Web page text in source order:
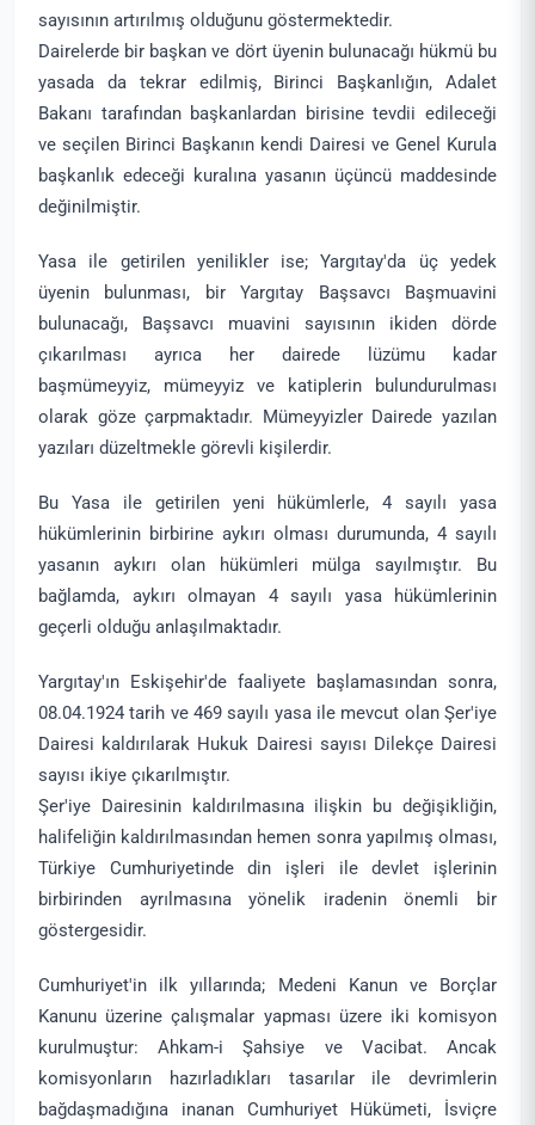
sayısının artırılmış olduğunu göstermektedir.
Dairelerde bir başkan ve dört üyenin bulunacağı hükmü bu
yasada da tekrar edilmiş, Birinci Başkanlığın, Adalet
Bakanı tarafından başkanlardan birisine tevdii edileceği
ve seçilen Birinci Başkanın kendi Dairesi ve Genel Kurula
başkanlık edeceği kuralına yasanın üçüncü maddesinde
değinilmiştir.
Yasa ile getirilen yenilikler ise; Yargıtay'da üç yedek
üyenin bulunması, bir Yargıtay Başsavcı Başmuavini
bulunacağı, Başsavcı muavini sayısının ikiden dörde
çıkarılması ayrıca her dairede lüzümu kadar
başmümeyyiz, mümeyyiz ve katiplerin bulundurulması
olarak göze çarpmaktadır. Mümeyyizler Dairede yazılan
yazıları düzeltmekle görevli kişilerdir.
Bu Yasa ile getirilen yeni hükümlerle, 4 sayılı yasa
hükümlerinin birbirine aykırı olması durumunda, 4 sayılı
yasanın aykırı olan hükümleri mülga sayılmıştır. Bu
bağlamda, aykırı olmayan 4 sayılı yasa hükümlerinin
geçerli olduğu anlaşılmaktadır.
Yargıtay'ın Eskişehir'de faaliyete başlamasından sonra,
08.04.1924 tarih ve 469 sayılı yasa ile mevcut olan Şer'iye
Dairesi kaldırılarak Hukuk Dairesi sayısı Dilekçe Dairesi
sayısı ikiye çıkarılmıştır.
Şer'iye Dairesinin kaldırılmasına ilişkin bu değişikliğin,
halifeliğin kaldırılmasından hemen sonra yapılmış olması,
Türkiye Cumhuriyetinde din işleri ile devlet işlerinin
birbirinden ayrılmasına yönelik iradenin önemli bir
göstergesidir.
Cumhuriyet'in ilk yıllarında; Medeni Kanun ve Borçlar
Kanunu üzerine çalışmalar yapması üzere iki komisyon
kurulmuştur: Ahkam-i Şahsiye ve Vacibat. Ancak
komisyonların hazırladıkları tasarılar ile devrimlerin
bağdaşmadığına inanan Cumhuriyet Hükümeti, İsviçre